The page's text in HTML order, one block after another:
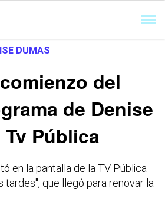
DUMAS
del
de Denise
Pública
en la pantalla de la TV Pública
tardes", que llegó para renovar la